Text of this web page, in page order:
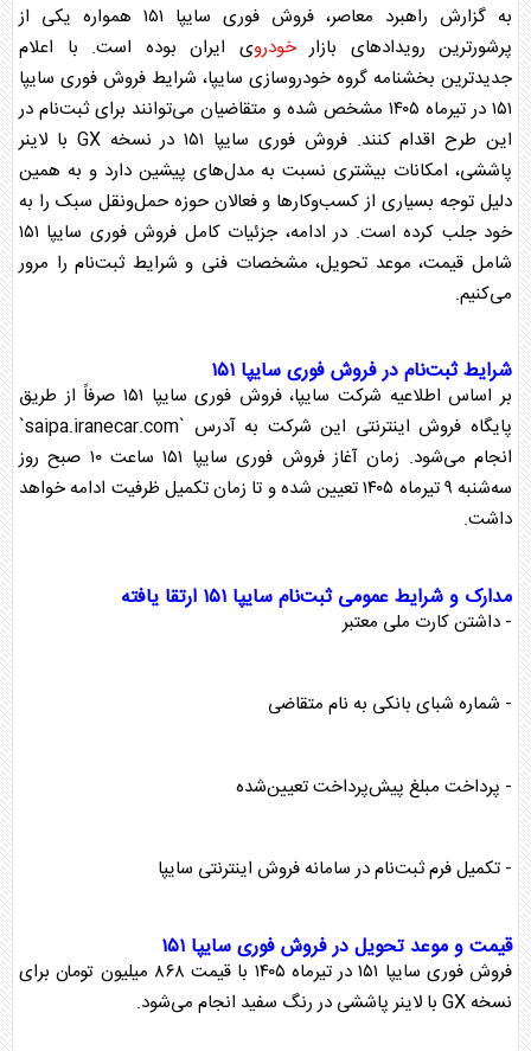
به گزارش راهبرد معاصر، فروش فوری سایپا ۱۵۱ همواره یکی از
پرشورترین رویداد‌های بازارخودروی ایران بوده است. با اعلام
جدیدترین بخشنامه گروهخودروسازی سایپا، شرایط فروش فوری سایپا
۱۵۱ در تیرماه ۱۴۰۵ مشخص شده و متقاضیان می‌توانند برای ثبت‌نام در
این طرح اقدام کنند. فروش فوری سایپا ۱۵۱ در نسخه GX با لاینر
پاششی، امکانات بیشتری نسبت به مدل‌های پیشین دارد و به همین
دلیل توجه بسیاری از کسب‌وکار‌ها و فعالان حوزه حمل‌ونقل سبک را به
خود جلب کرده است. در ادامه، جزئیات کامل فروش فوری سایپا ۱۵۱
شامل قیمت، موعد تحویل، مشخصات فنی و شرایط ثبت‌نام را مرور
می‌کنیم.
شرایط ثبت‌نام در فروش فوری سایپا ۱۵۱
بر اساس اطلاعیه شرکت سایپا، فروش فوری سایپا ۱۵۱ صرفاً از طریق
پایگاه فروش اینترنتی این شرکت به آدرس `saipa.iranecar.com`
انجام می‌شود. زمان آغاز فروش فوری سایپا ۱۵۱ ساعت ۱۰ صبح روز
سه‌شنبه ۹ تیرماه ۱۴۰۵ تعیین شده و تا زمان تکمیل ظرفیت ادامه خواهد
داشت.
مدارک و شرایط عمومی ثبت‌نام سایپا ۱۵۱ ارتقا یافته
- داشتن کارت ملی معتبر
- شماره شبای بانکی به نام متقاضی
- پرداخت مبلغ پیش‌پرداخت تعیین‌شده
- تکمیل فرم ثبت‌نام در سامانه فروش اینترنتی سایپا
قیمت و موعد تحویل در فروش فوری سایپا ۱۵۱
فروش فوری سایپا ۱۵۱ در تیرماه ۱۴۰۵ با قیمت ۸۶۸ میلیون تومان برای
نسخه GX با لاینر پاششی در رنگ سفید انجام می‌شود.